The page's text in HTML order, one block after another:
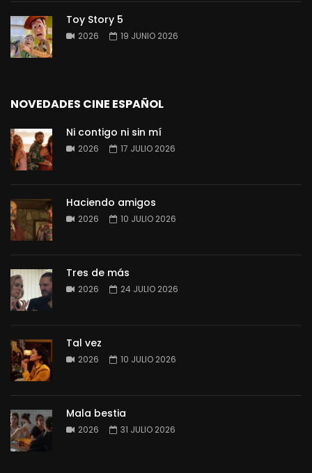
Toy Story 5
2026 19 JUNIO 2026
NOVEDADES CINE ESPAÑOL
Ni contigo ni sin mí
2026 17 JULIO 2026
Haciendo amigos
2026 10 JULIO 2026
Tres de más
2026 24 JULIO 2026
Tal vez
2026 10 JULIO 2026
Mala bestia
2026 31 JULIO 2026